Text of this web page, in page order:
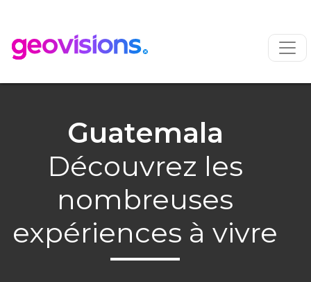
Guatemala
Découvrez les
nombreuses
expériences à vivre